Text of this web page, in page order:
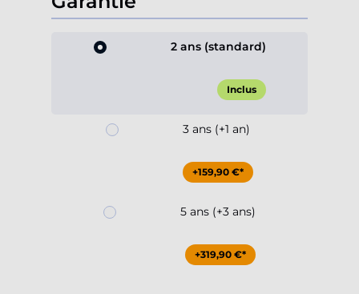
2 ans (standard)
Inclus
3 ans (+1 an)
+159,90 €*
5 ans (+3 ans)
+319,90 €*